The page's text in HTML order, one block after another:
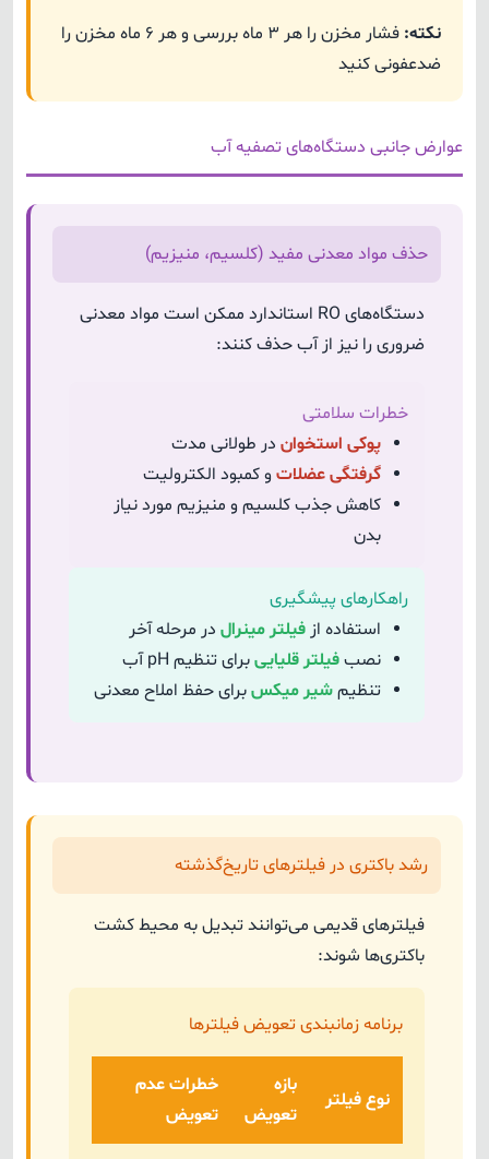
نکته:
فشار مخزن را هر ۳ ماه بررسی و هر ۶ ماه مخزن را
ضدعفونی کنید
عوارض جانبی دستگاه‌های تصفیه آب
حذف مواد معدنی مفید (کلسیم، منیزیم)
دستگاه‌های RO استاندارد ممکن است مواد معدنی
ضروری را نیز از آب حذف کنند:
خطرات سلامتی
پوکی استخوان در طولانی مدت
گرفتگی عضلات و کمبود الکترولیت
کاهش جذب کلسیم و منیزیم مورد نیاز
بدن
راهکارهای پیشگیری
استفاده از فیلتر مینرال در مرحله آخر
نصبفیلتر قلیاییبرای تنظیم pH آب
تنظیمشیر میکسبرای حفظ املاح معدنی
رشد باکتری در فیلترهای تاریخ‌گذشته
فیلترهای قدیمی می‌توانند تبدیل به محیط کشت
باکتری‌ها شوند:
برنامه زمانبندی تعویض فیلترها
نوع فیلتر
بازه
تعویض
خطرات عدم
تعویض